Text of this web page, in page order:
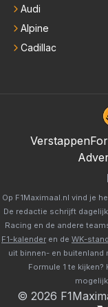
Audi
Alpine
Cadillac
Verstappen
Op F1Maximaal.nl vind je
De redactie schrijft
Racing en de andere
F1-kalender en de WK-stand
uit binnen- en buitenland
Formule 1 te kijken?
© 2026